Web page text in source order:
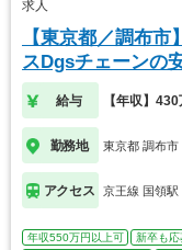
求人
【東京都／調布
スDgsチェーンの
給与 【年収】
勤務地 東京都 調布市
アクセス 京王線 国領駅
年収550万円以上可 新卒も応